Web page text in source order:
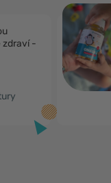
zdraví -